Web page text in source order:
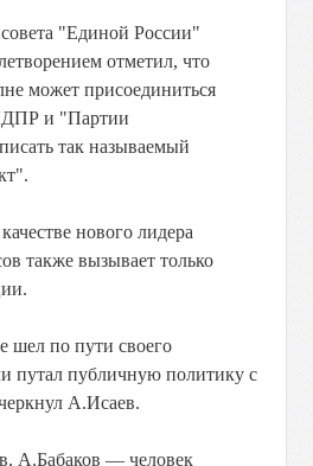
"Единой России"
отметил, что
может присоединиться
и "Партии
так называемый
нового лидера
также вызывает только
шел по пути своего
путал публичную политику с
А.Исаев.
А.Бабаков — человек